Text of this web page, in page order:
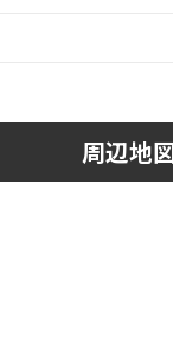
周辺地